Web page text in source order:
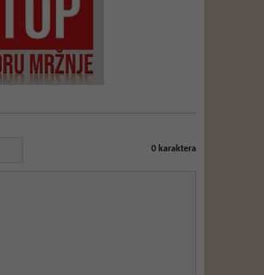
0karaktera